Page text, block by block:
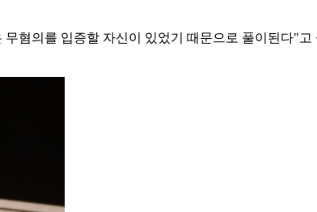
혐의를 입증할 자신이 있었기 때문으로 풀이된다"